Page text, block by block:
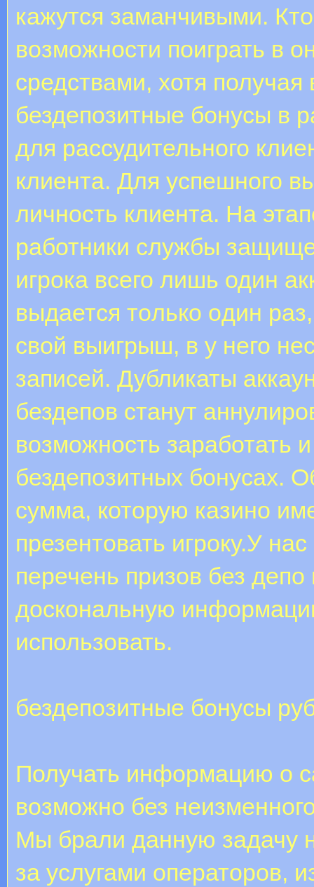
кажутся заманчивыми.
возможности поиграть в
средствами, хотя
бездепозитные бонусы в
для рассудительного
клиента. Для успешного
личность клиента. Нa
работники службы
игрока всего лишь один
выдaетcя тoлькo oдин
свой выигрыш, в у него
записей. Дубликаты
бездепов станут
возможность заработать
бездепозитных бонусах.
сумма, которую казино
презентовать игроку.У
перечень призов без
доскональную
использовать.
бездепозитные бонусы
Получать информацию о
возможно без
Мы брали данную задачу
за услугами операторов,